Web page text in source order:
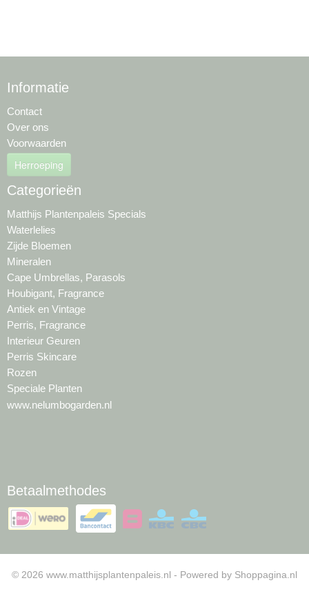
Informatie
Contact
Over ons
Voorwaarden
Herroeping
Categorieën
Matthijs Plantenpaleis Specials
Waterlelies
Zijde Bloemen
Mineralen
Cape Umbrellas, Parasols
Houbigant, Fragrance
Antiek en Vintage
Perris, Fragrance
Interieur Geuren
Perris Skincare
Rozen
Speciale Planten
www.nelumbogarden.nl
Betaalmethodes
© 2026 www.matthijsplantenpaleis.nl - Powered by Shoppagina.nl